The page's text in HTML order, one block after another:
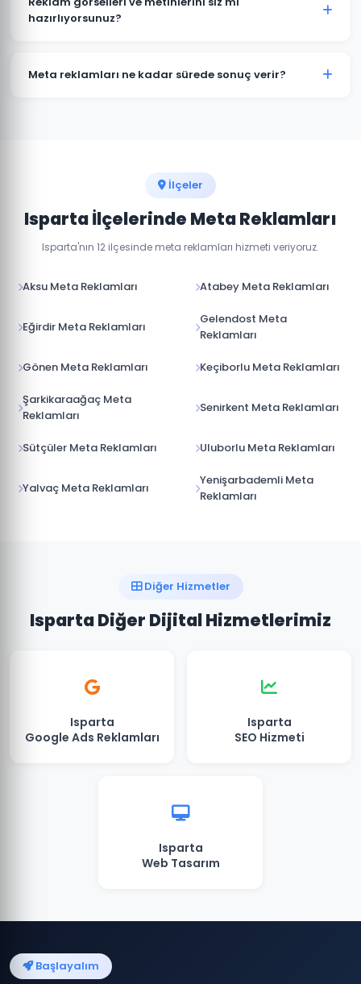
hangi platformda daha aktif olduğuna göre bütçe
hazırlıyorsunuz?
reklam görselleri, video içerikler ve reklam metinleri
Meta reklamları ne kadar sürede sonuç verir?
İlçeler
Isparta İlçelerinde Meta Reklamları
Isparta'nın 12 ilçesinde meta reklamları hizmeti veriyoruz.
Aksu Meta Reklamları Atabey Meta Reklamları
Eğirdir Meta Reklamları
Gelendost Meta
Reklamları
Gönen Meta Reklamları Keçiborlu Meta Reklamları
Şarkikaraağaç Meta
Reklamları
Senirkent Meta Reklamları
Sütçüler Meta Reklamları Uluborlu Meta Reklamları
Yalvaç Meta Reklamları
Yenişarbademli Meta
Reklamları
Diğer Hizmetler
Isparta Diğer Dijital Hizmetlerimiz
Isparta
Google Ads Reklamları
Isparta
SEO Hizmeti
Isparta
Web Tasarım
Başlayalım